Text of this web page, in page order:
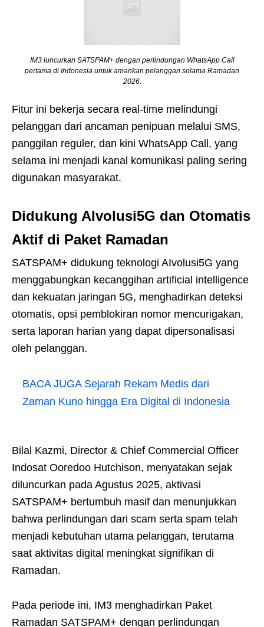
IM3 luncurkan SATSPAM+ dengan perlindungan WhatsApp Call
pertama di Indonesia untuk amankan pelanggan selama Ramadan
2026.
Fitur ini bekerja secara real-time melindungi
pelanggan dari ancaman penipuan melalui SMS,
panggilan reguler, dan kini WhatsApp Call, yang
selama ini menjadi kanal komunikasi paling sering
digunakan masyarakat.
Didukung AIvolusi5G dan Otomatis
Aktif di Paket Ramadan
SATSPAM+ didukung teknologi AIvolusi5G yang
menggabungkan kecanggihan artificial intelligence
dan kekuatan jaringan 5G, menghadirkan deteksi
otomatis, opsi pemblokiran nomor mencurigakan,
serta laporan harian yang dapat dipersonalisasi
oleh pelanggan.
BACA JUGA Sejarah Rekam Medis dari
Zaman Kuno hingga Era Digital di Indonesia
Bilal Kazmi, Director & Chief Commercial Officer
Indosat Ooredoo Hutchison, menyatakan sejak
diluncurkan pada Agustus 2025, aktivasi
SATSPAM+ bertumbuh masif dan menunjukkan
bahwa perlindungan dari scam serta spam telah
menjadi kebutuhan utama pelanggan, terutama
saat aktivitas digital meningkat signifikan di
Ramadan.
Pada periode ini, IM3 menghadirkan Paket
Ramadan SATSPAM+ dengan perlindungan